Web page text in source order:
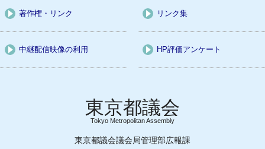
著作権・リンク リンク集
中継配信映像の利用 HP評価アンケート
Tokyo Metropolitan Assembly
東京都議会議会局管理部広報課